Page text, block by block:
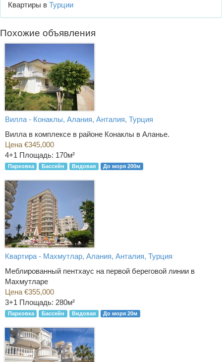
Квартиры в Турции
Похожие объявления
Вилла - Конаклы, Алания, Анталия, Турция
Вилла в комплексе в районе Конаклы в Аланье.
Цена €345,000
4+1 Площадь: 170м²
Парковка Бассейн Видовая До моря 200м
Квартира - Махмутлар, Алания, Анталия, Турция
Меблированный пентхаус на первой береговой линии в
Махмутларе
Цена €355,000
3+1 Площадь: 280м²
Парковка Бассейн Видовая До моря 20м